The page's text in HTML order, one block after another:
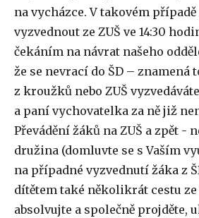
na vycházce. V takovém
vyzvednout ze ZUŠ ve 14:30
čekáním na návrat našeho
že se nevrací do ŠD – znamená
z kroužků nebo ZUŠ
a paní vychovatelka za ně již
Převádění žáků na ZUŠ a zpět -
družina (domluvte se s Vaším
na případné vyzvednutí žáka z
dítětem také několikrát cestu ze
absolvujte a společně projděte,